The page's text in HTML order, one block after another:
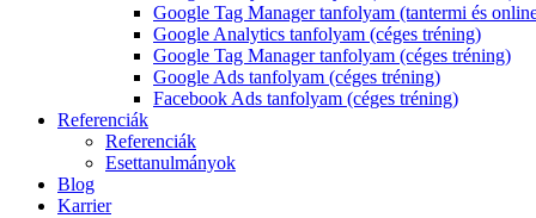
Google Tag Manager tanfolyam (tantermi és
Google Analytics tanfolyam (céges tréning)
Google Tag Manager tanfolyam (céges tréning)
Google Ads tanfolyam (céges tréning)
Facebook Ads tanfolyam (céges tréning)
Referenciák
Referenciák
Esettanulmányok
Blog
Karrier